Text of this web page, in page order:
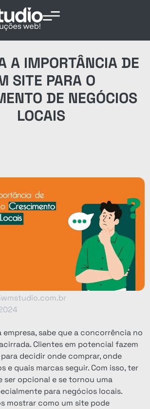
A IMPORTÂNCIA DE
SITE PARA O
DE NEGÓCIOS
LOCAIS
empresa, sabe que a concorrência no
Clientes em potencial fazem
decidir onde comprar, onde
e quais marcas seguir. Com isso, ter
ser opcional e se tornou uma
para negócios locais.
mostrar como um site pode